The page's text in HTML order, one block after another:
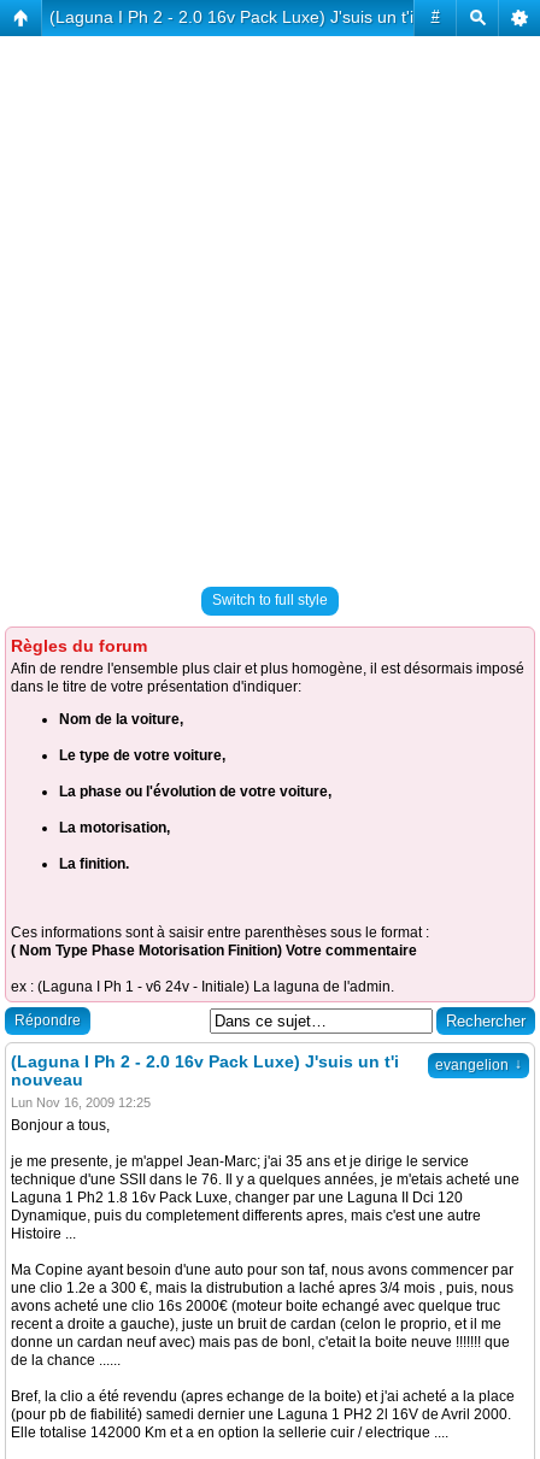
#
(Laguna I Ph 2 - 2.0 16v Pack Luxe) J'suis un t'i nouveau
Switch to full style
Règles du forum
Afin de rendre l'ensemble plus clair et plus homogène, il est désormais imposé
dans le titre de votre présentation d'indiquer:
Nom de la voiture,
Le type de votre voiture,
La phase ou l'évolution de votre voiture,
La motorisation,
La finition.
Ces informations sont à saisir entre parenthèses sous le format :
( Nom Type Phase Motorisation Finition) Votre commentaire
ex : (Laguna I Ph 1 - v6 24v - Initiale) La laguna de l'admin.
Répondre
evangelion ↓
(Laguna I Ph 2 - 2.0 16v Pack Luxe) J'suis un t'i
nouveau
Lun Nov 16, 2009 12:25
Bonjour a tous,
je me presente, je m'appel Jean-Marc; j'ai 35 ans et je dirige le service
technique d'une SSII dans le 76. Il y a quelques années, je m'etais acheté une
Laguna 1 Ph2 1.8 16v Pack Luxe, changer par une Laguna II Dci 120
Dynamique, puis du completement differents apres, mais c'est une autre
Histoire ...
Ma Copine ayant besoin d'une auto pour son taf, nous avons commencer par
une clio 1.2e a 300 €, mais la distrubution a laché apres 3/4 mois , puis, nous
avons acheté une clio 16s 2000€ (moteur boite echangé avec quelque truc
recent a droite a gauche), juste un bruit de cardan (celon le proprio, et il me
donne un cardan neuf avec) mais pas de bonl, c'etait la boite neuve !!!!!!! que
de la chance ......
Bref, la clio a été revendu (apres echange de la boite) et j'ai acheté a la place
(pour pb de fiabilité) samedi dernier une Laguna 1 PH2 2l 16V de Avril 2000.
Elle totalise 142000 Km et a en option la sellerie cuir / electrique ....